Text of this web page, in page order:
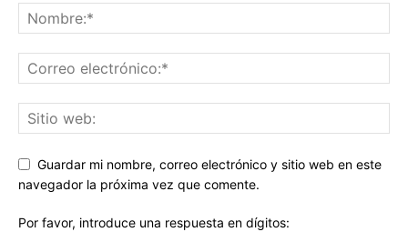
Guardar mi nombre, correo electrónico y sitio web en este
navegador la próxima vez que comente.
Por favor, introduce una respuesta en dígitos: